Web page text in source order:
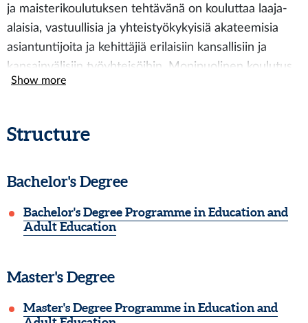
ja maisterikoulutuksen tehtävänä on kouluttaa laaja-
alaisia, vastuullisia ja yhteistyökykyisiä akateemisia
asiantuntijoita ja kehittäjiä erilaisiin kansallisiin ja
kansainvälisiin työyhteisöihin. Monipuolinen koulutus
tarjoaa mahdollisuuden työllistyä laajasti opetuksen,
toimivat mm. koulutus- tai projektisuunnittelijoina,
tutkijoina erilaisissa oppilaitoksissa, järjestöissä,
Koulutuksessa perehdytään kasvatustieteeseen ja
peruskysymykset koskevat ihmisen kasvua, kehitystä
ja oppimista sekä niiden ohjaamista ja tukemista
elämänkulussa. Opinnoissa tarkastellaan kasvuun,
Show more
Structure
Bachelor's Degree
Bachelor's Degree Programme in Education and
Adult Education
Master's Degree
Master's Degree Programme in Education and